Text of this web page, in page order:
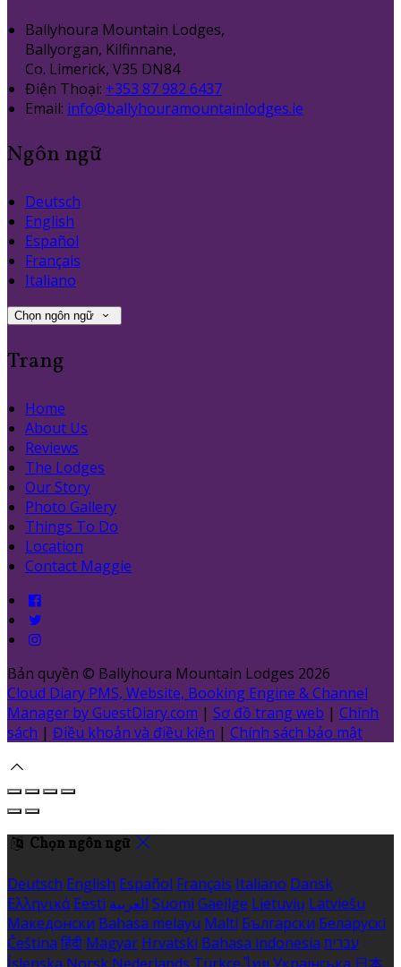
Ballyhoura Mountain Lodges,
Ballyorgan, Kilfinnane,
Co. Limerick, V35 DN84
Điện Thoại: +353 87 982 6437
Email: info@ballyhouramountainlodges.ie
Ngôn ngữ
Deutsch
English
Español
Français
Italiano
Chọn ngôn ngữ
Trang
Home
About Us
Reviews
The Lodges
Our Story
Photo Gallery
Things To Do
Location
Contact Maggie
Bản quyền © Ballyhoura Mountain Lodges 2026
Cloud Diary PMS, Website, Booking Engine & Channel
Manager by GuestDiary.com | Sơ đồ trang web | Chính
sách | Điều khoản và điều kiện | Chính sách bảo mật
Chọn ngôn ngữ
Deutsch English Español Français Italiano Dansk
Ελληνικά Eesti العربية Suomi Gaeilge Lietuvių Latviešu
Македонски Bahasa melayu Malti Български Беларускі
Čeština हिंदी Magyar Hrvatski Bahasa indonesia עברית